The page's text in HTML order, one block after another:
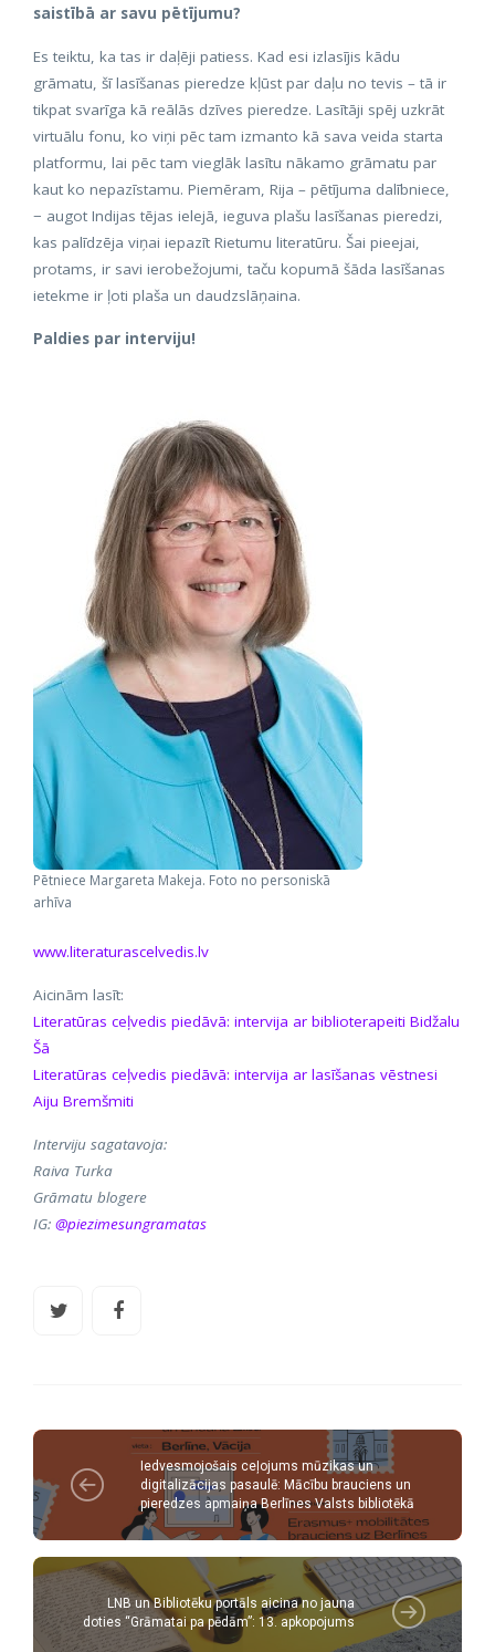
saistībā ar savu pētījumu?
Es teiktu, ka tas ir daļēji patiess. Kad esi izlasījis kādu
grāmatu, šī lasīšanas pieredze kļūst par daļu no tevis – tā ir
tikpat svarīga kā reālās dzīves pieredze. Lasītāji spēj uzkrāt
virtuālu fonu, ko viņi pēc tam izmanto kā sava veida starta
platformu, lai pēc tam vieglāk lasītu nākamo grāmatu par
kaut ko nepazīstamu. Piemēram, Rija – pētījuma dalībniece,
− augot Indijas tējas ielejā, ieguva plašu lasīšanas pieredzi,
kas palīdzēja viņai iepazīt Rietumu literatūru. Šai pieejai,
protams, ir savi ierobežojumi, taču kopumā šāda lasīšanas
ietekme ir ļoti plaša un daudzslāņaina.
Paldies par interviju!
Pētniece Margareta Makeja. Foto no personiskā
arhīva
www.literaturascelvedis.lv
Aicinām lasīt:
Literatūras ceļvedis piedāvā: intervija ar biblioterapeiti Bidžalu
Šā
Literatūras ceļvedis piedāvā: intervija ar lasīšanas vēstnesi
Aiju Bremšmiti
Interviju sagatavoja:
Raiva Turka
Grāmatu blogere
IG: @piezimesungramatas
Iedvesmojošais ceļojums mūzikas un
digitalizācijas pasaulē: Mācību brauciens un
pieredzes apmaiņa Berlīnes Valsts bibliotēkā
LNB un Bibliotēku portāls aicina no jauna
doties “Grāmatai pa pēdām”: 13. apkopojums